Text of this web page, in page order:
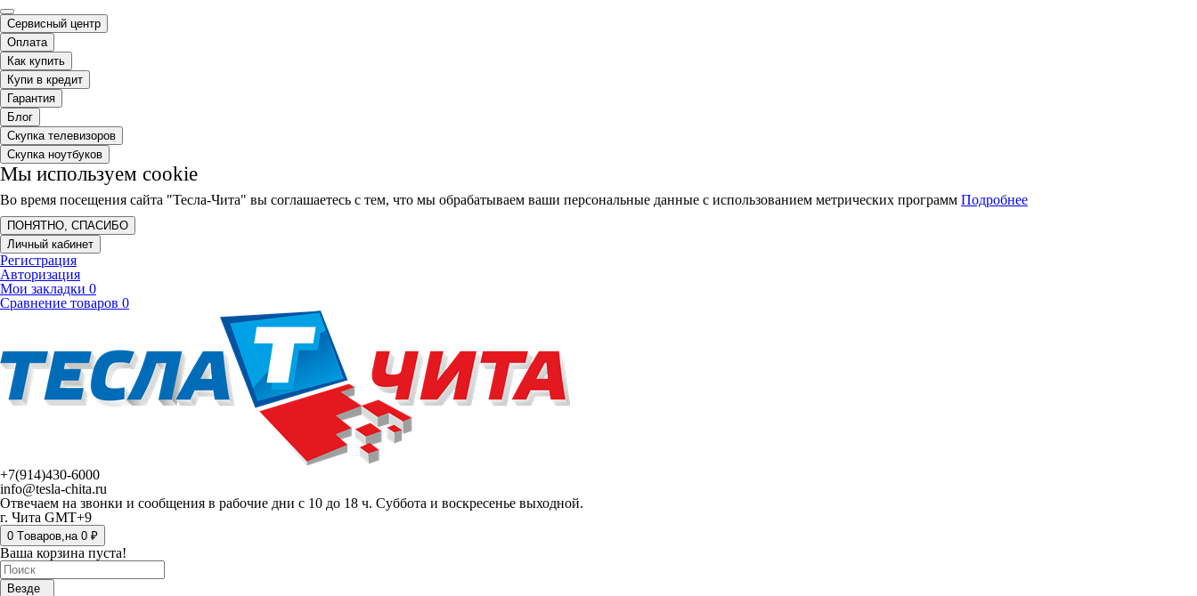
Сервисный центр
Оплата
Как купить
Купи в кредит
Гарантия
Блог
Скупка телевизоров
Скупка ноутбуков
Мы используем cookie
Во время посещения сайта "Тесла-Чита" вы соглашаетесь с тем, что мы обрабатываем ваши персональные данные с использованием метрических программ Подробнее
ПОНЯТНО, СПАСИБО
Личный кабинет
Регистрация
Авторизация
Мои закладки 0
Сравнение товаров 0
+7(914)430-6000
info@tesla-chita.ru
Отвечаем на звонки и сообщения в рабочие дни с 10 до 18 ч. Суббота и воскресенье выходной.
г. Чита GMT+9
0 Tоваров,на 0 ₽
Ваша корзина пуста!
Везде